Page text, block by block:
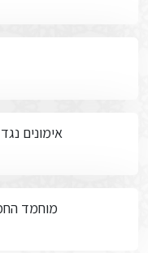
אימונים
מוחמד